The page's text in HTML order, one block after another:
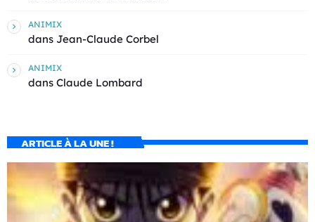
ANIMIX
dans Jean-Claude Corbel
ANIMIX
dans Claude Lombard
ARTICLE À LA UNE !